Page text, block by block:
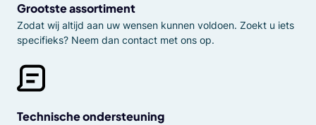
Grootste assortiment
Zodat wij altijd aan uw wensen kunnen voldoen. Zoekt u iets
specifieks? Neem dan contact met ons op.
Technische ondersteuning